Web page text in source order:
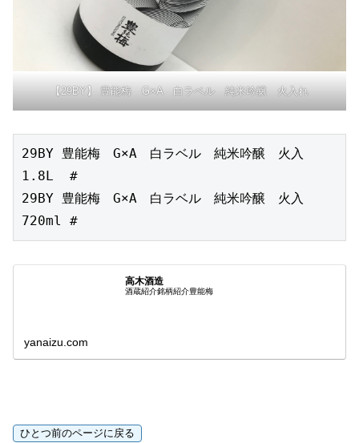
【29BY】 豊能梅 G×A 白ラベル 純米吟醸 火入れ
29BY 豊能梅　G×A　白ラベル　純米吟醸　火入
1.8L  #
29BY 豊能梅　G×A　白ラベル　純米吟醸　火入
720ml #
高木酒造
酒蔵紹介銘柄紹介豊能梅
yanaizu.com